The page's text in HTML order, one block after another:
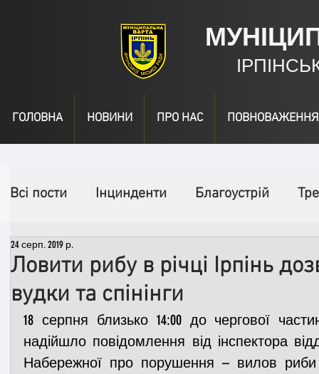
ГОЛОВНА НОВИНИ ПРО НАС ПОВНОВАЖЕННЯ
Всі пости Інцинденти Благоустрій
День народження
Спільні заходи
Медицина Новини ДТП
Ловити рибу в річці Ірпінь
вудки та спінінги
24 серп. 2019 р.
18 серпня близько 14:00 до чергової
надійшло повідомлення від інспектора
Набережної про порушення – вилов